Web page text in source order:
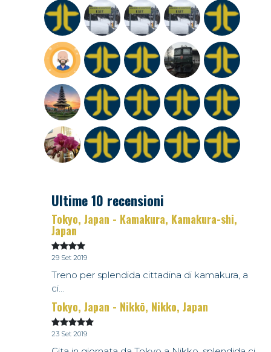
Ultime 10 recensioni
Tokyo, Japan - Kamakura, Kamakura-shi,
Japan
29 Set 2019
Treno per splendida cittadina di kamakura, a
ci...
Tokyo, Japan - Nikkō, Nikko, Japan
23 Set 2019